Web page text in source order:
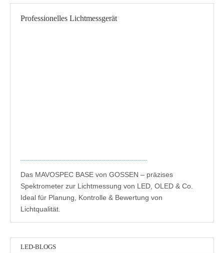
Professionelles Lichtmessgerät
Das MAVOSPEC BASE von GOSSEN – präzises
Spektrometer zur Lichtmessung von LED, OLED & Co.
Ideal für Planung, Kontrolle & Bewertung von
Lichtqualität.
LED-BLOGS